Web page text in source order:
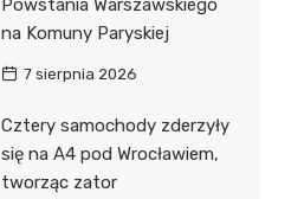
Powstania Warszawskiego
na Komuny Paryskiej
7 sierpnia 2026
Cztery samochody zderzyły
się na A4 pod Wrocławiem,
tworząc zator